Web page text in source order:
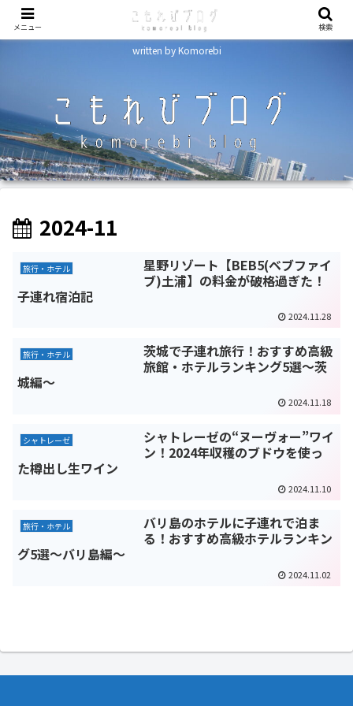
written by Komorebi
2024-11
旅行・ホテル
星野リゾート【BEB5(ベブファイ
ブ)土浦】の料金が破格過ぎた！
子連れ宿泊記
2024.11.28
旅行・ホテル
茨城で子連れ旅行！おすすめ高級
旅館・ホテルランキング5選～茨
城編～
2024.11.18
シャトレーゼ
シャトレーゼの“ヌーヴォー”ワイ
ン！2024年収穫のブドウを使っ
た樽出し生ワイン
2024.11.10
旅行・ホテル
バリ島のホテルに子連れで泊ま
る！おすすめ高級ホテルランキン
グ5選～バリ島編～
2024.11.02
メニュー 検索